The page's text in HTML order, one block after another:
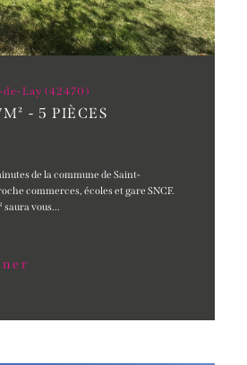
de-Lay (42470)
- 5 PIÈCES
de la commune de Saint-
commerces, écoles et gare SNCF.
saura vous...